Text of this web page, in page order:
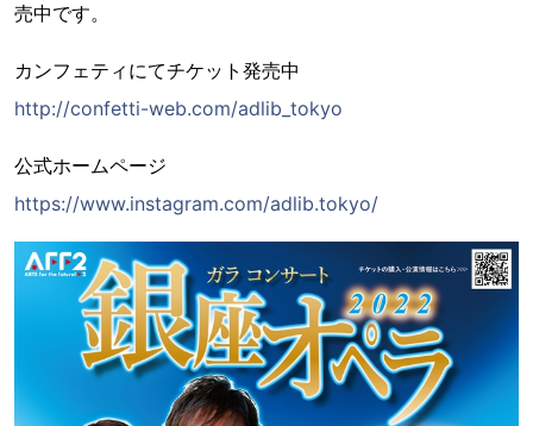
売中です。
カンフェティにてチケット発売中
http://confetti-web.com/adlib_tokyo
公式ホームページ
https://www.instagram.com/adlib.tokyo/​